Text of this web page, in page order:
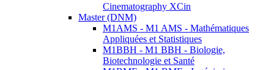
Cinematography XCin
Master (DNM)
M1AMS - M1 AMS - Mathématiques
Appliquées et Statistiques
M1BBH - M1 BBH - Biologie,
Biotechnologie et Santé